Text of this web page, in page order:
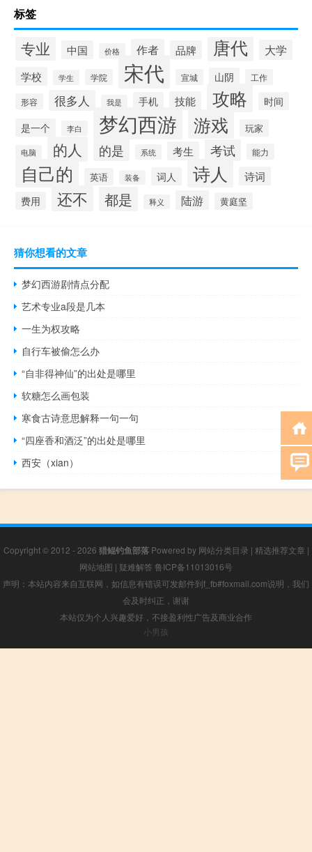
标签
专业 中国 价格 作者 品牌 唐代 大学
学校 学生 学院 宋代 宣城 山阴 工作
形容 很多人 我是 手机 技能 攻略
时间
是一个
李白 梦幻西游 游戏 玩家
电脑 的人 的是 系统 考生 考试 能力
自己的 英语 装备 词人 诗人 诗词
费用 还不 都是 释义 陆游 黄庭坚
猜你想看的文章
梦幻西游剧情点分配
艺术专业a段是几本
一生为权攻略
自行车被偷怎么办
“自非得神仙”的出处是哪里
软糖怎么画包装
寒食古诗意思解释一句一句
“四座香和酒泛”的出处是哪里
西安（xian）
Copyright © 2012 - 2026 猎鲲钓鱼部落Powered by 网站分类目录 | 精选推荐文章 |
网站地图 | 疑难解答 鲁ICP备11013016号
声明：本站内容来自互联网，如信息有错误可发邮件到f_fb#foxmail.com说明，我们
会及时纠正，谢谢
本站仅为个人兴趣爱好，不接盈利性广告及商业合作
小男孩